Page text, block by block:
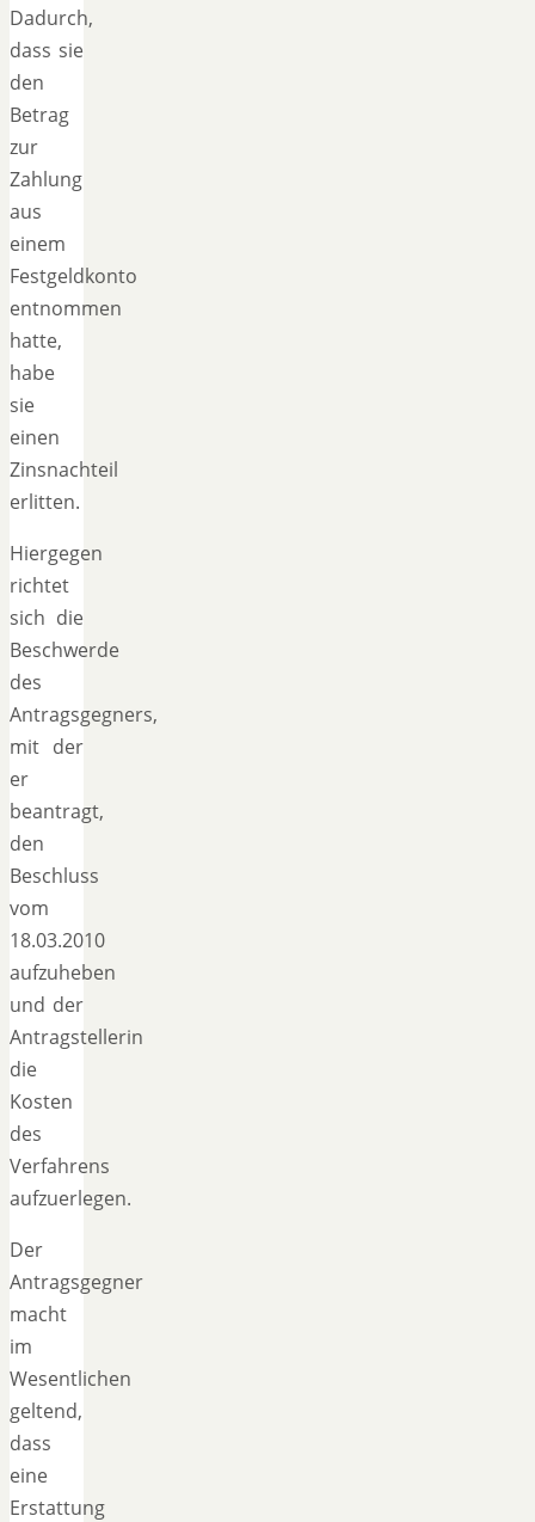
Dadurch,
dass sie
den
Betrag
zur
Zahlung
aus
einem
Festgeldkonto
entnommen
hatte,
habe
sie
einen
Zinsnachteil
erlitten.
Hiergegen
richtet
sich die
Beschwerde
des
Antragsgegners,
mit der
er
beantragt,
den
Beschluss
vom
18.03.2010
aufzuheben
und der
Antragstellerin
die
Kosten
des
Verfahrens
aufzuerlegen.
Der
Antragsgegner
macht
im
Wesentlichen
geltend,
dass
eine
Erstattung